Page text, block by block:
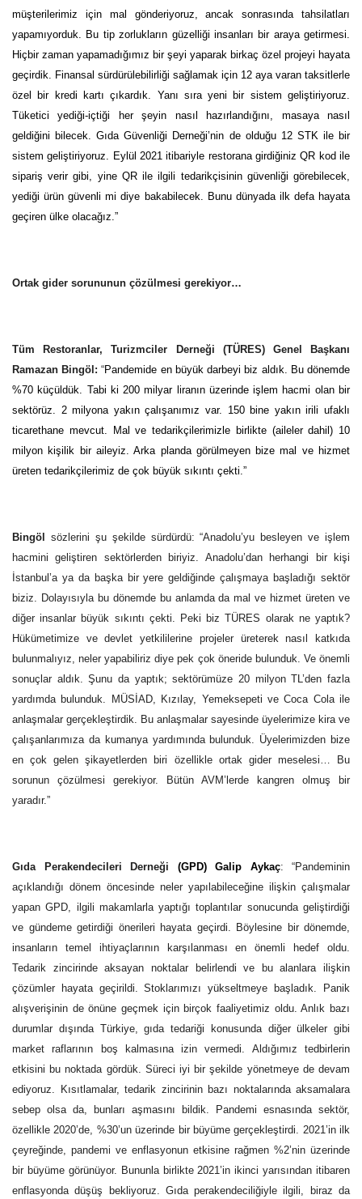
müşterilerimiz için mal gönderiyoruz, ancak sonrasında tahsilatları
yapamıyorduk. Bu tip zorlukların güzelliği insanları bir araya getirmesi.
Hiçbir zaman yapamadığımız bir şeyi yaparak birkaç özel projeyi hayata
geçirdik. Finansal sürdürülebilirliği sağlamak için 12 aya varan taksitlerle
özel bir kredi kartı çıkardık. Yanı sıra yeni bir sistem geliştiriyoruz.
Tüketici yediği-içtiği her şeyin nasıl hazırlandığını, masaya nasıl
geldiğini bilecek. Gıda Güvenliği Derneği’nin de olduğu 12 STK ile bir
sistem geliştiriyoruz. Eylül 2021 itibariyle restorana girdiğiniz QR kod ile
sipariş verir gibi, yine QR ile ilgili tedarikçisinin güvenliği görebilecek,
yediği ürün güvenli mi diye bakabilecek. Bunu dünyada ilk defa hayata
geçiren ülke olacağız.”
Ortak gider sorununun çözülmesi gerekiyor…
Tüm Restoranlar, Turizmciler Derneği (TÜRES) Genel Başkanı
Ramazan Bingöl:“Pandemide en büyük darbeyi biz aldık. Bu dönemde
%70 küçüldük. Tabi ki 200 milyar liranın üzerinde işlem hacmi olan bir
sektörüz. 2 milyona yakın çalışanımız var. 150 bine yakın irili ufaklı
ticarethane mevcut. Mal ve tedarikçilerimizle birlikte (aileler dahil) 10
milyon kişilik bir aileyiz. Arka planda görülmeyen bize mal ve hizmet
üreten tedarikçilerimiz de çok büyük sıkıntı çekti.”
Bingöl
sözlerini şu şekilde sürdürdü: “Anadolu’yu besleyen ve işlem
hacmini geliştiren sektörlerden biriyiz. Anadolu’dan herhangi bir kişi
İstanbul’a ya da başka bir yere geldiğinde çalışmaya başladığı sektör
biziz. Dolayısıyla bu dönemde bu anlamda da mal ve hizmet üreten ve
diğer insanlar büyük sıkıntı çekti. Peki biz TÜRES olarak ne yaptık?
Hükümetimize ve devlet yetkililerine projeler üreterek nasıl katkıda
bulunmalıyız, neler yapabiliriz diye pek çok öneride bulunduk. Ve önemli
sonuçlar aldık. Şunu da yaptık; sektörümüze 20 milyon TL’den fazla
yardımda bulunduk. MÜSİAD, Kızılay, Yemeksepeti ve Coca Cola ile
anlaşmalar gerçekleştirdik. Bu anlaşmalar sayesinde üyelerimize kira ve
çalışanlarımıza da kumanya yardımında bulunduk. Üyelerimizden bize
en çok gelen şikayetlerden biri özellikle ortak gider meselesi… Bu
sorunun çözülmesi gerekiyor. Bütün AVM’lerde kangren olmuş bir
yaradır.”
Gıda Perakendecileri Derneği (GPD) Galip Aykaç: “Pandeminin
açıklandığı dönem öncesinde neler yapılabileceğine ilişkin çalışmalar
yapan GPD, ilgili makamlarla yaptığı toplantılar sonucunda geliştirdiği
ve gündeme getirdiği önerileri hayata geçirdi. Böylesine bir dönemde,
insanların temel ihtiyaçlarının karşılanması en önemli hedef oldu.
Tedarik zincirinde aksayan noktalar belirlendi ve bu alanlara ilişkin
çözümler hayata geçirildi. Stoklarımızı yükseltmeye başladık. Panik
alışverişinin de önüne geçmek için birçok faaliyetimiz oldu. Anlık bazı
durumlar dışında Türkiye, gıda tedariği konusunda diğer ülkeler gibi
market raflarının boş kalmasına izin vermedi. Aldığımız tedbirlerin
etkisini bu noktada gördük. Süreci iyi bir şekilde yönetmeye de devam
ediyoruz. Kısıtlamalar, tedarik zincirinin bazı noktalarında aksamalara
sebep olsa da, bunları aşmasını bildik. Pandemi esnasında sektör,
özellikle 2020’de, %30’un üzerinde bir büyüme gerçekleştirdi. 2021’in ilk
çeyreğinde, pandemi ve enflasyonun etkisine rağmen %2’nin üzerinde
bir büyüme görünüyor. Bununla birlikte 2021’in ikinci yarısından itibaren
enflasyonda düşüş bekliyoruz. Gıda perakendeciliğiyle ilgili, biraz da